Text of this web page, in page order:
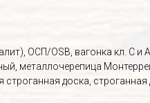
ОСП/OSB, вагонка кл. С и
металлочерепица
доска, строганная